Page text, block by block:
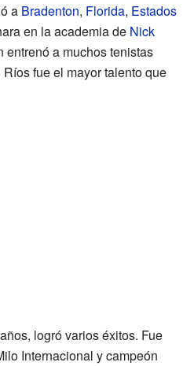
a Bradenton, Florida, Estados
en la academia de Nick
entrenó a muchos tenistas
fue el mayor talento que
logró varios éxitos. Fue
Internacional y campeón